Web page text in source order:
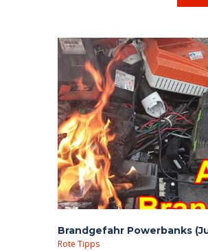
eingeladen hatte.
Brandgefahr Powerbanks
Rote Tipps